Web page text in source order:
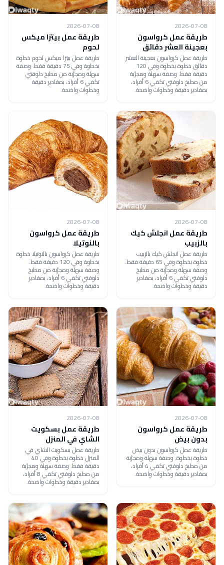
2026-07-08
طريقة عمل كرواسون
بعجينة العشر دقائق
طريقة عمل كرواسون بعجينة العشر
دقائق خطوة بخطوة وفي 120
دقيقة فقط. وصفة سهلة ومجرّبة
من مطبخ دلوقتي تكفي 6 أفراد،
بمقادير دقيقة وخطوات واضحة.
2026-07-08
طريقة عمل بيتزا ميكس
لحوم
طريقة عمل بيتزا ميكس لحوم خطوة
بخطوة وفي 75 دقيقة فقط. وصفة
سهلة ومجرّبة من مطبخ دلوقتي
تكفي 6 أفراد، بمقادير دقيقة
وخطوات واضحة.
2026-07-08
طريقة عمل انجلش كيك
بالزبيب
طريقة عمل انجلش كيك بالزبيب
خطوة بخطوة وفي 65 دقيقة فقط.
وصفة سهلة ومجرّبة من مطبخ
دلوقتي تكفي 6 أفراد، بمقادير
دقيقة وخطوات واضحة.
2026-07-08
طريقة عمل كرواسون
بالنوتيلا
طريقة عمل كرواسون بالنوتيلا خطوة
بخطوة وفي 120 دقيقة فقط.
وصفة سهلة ومجرّبة من مطبخ
دلوقتي تكفي 6 أفراد، بمقادير
دقيقة وخطوات واضحة.
2026-07-08
طريقة عمل كرواسون
بدون بيض
طريقة عمل كرواسون بدون بيض
خطوة بخطوة. وصفة سهلة ومجرّبة
من مطبخ دلوقتي تكفي 4 أفراد،
بمقادير دقيقة وخطوات واضحة.
2026-07-08
طريقة عمل بسكويت
الشاي في المنزل
طريقة عمل بسكويت الشاي في
المنزل خطوة بخطوة وفي 40
دقيقة فقط. وصفة سهلة ومجرّبة
من مطبخ دلوقتي تكفي 8 أفراد،
بمقادير دقيقة وخطوات واضحة.